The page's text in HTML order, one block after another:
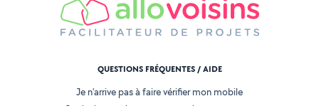
QUESTIONS FRÉQUENTES / AIDE
Je n'arrive pas à faire vérifier mon mobile